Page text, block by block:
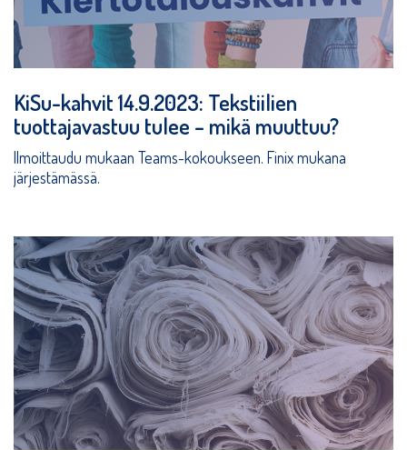
KiSu-kahvit 14.9.2023: Tekstiilien
tuottajavastuu tulee – mikä muuttuu?
Ilmoittaudu mukaan Teams-kokoukseen. Finix mukana
järjestämässä.